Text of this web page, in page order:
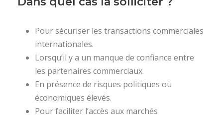
Pour sécuriser les transactions commerciales
internationales.
Lorsqu’il y a un manque de confiance entre
les partenaires commerciaux.
En présence de risques politiques ou
économiques élevés.
Pour faciliter l’accès aux marchés